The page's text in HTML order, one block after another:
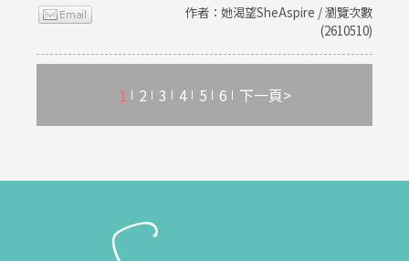
作者：她渴望SheAspire / 瀏覽次數
(2610510)
1 2 3 4 5 6 下一頁>